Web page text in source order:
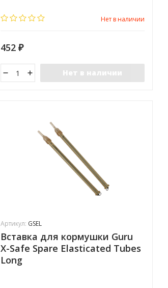
Нет в наличии
452₽
Нет в наличии
Артикул: GSEL
Вставка для кормушки Guru
X-Safe Spare Elasticated Tubes
Long